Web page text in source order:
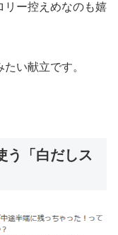
リー控えめなのも嬉
い献立です。
う「白だしス